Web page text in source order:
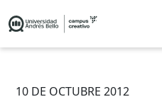
10 DE OCTUBRE 2012